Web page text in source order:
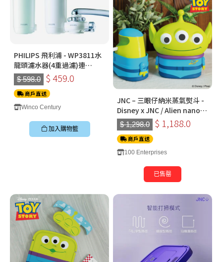
PHILIPS 飛利浦 - WP3811水
龍頭濾水器(4重過濾)連
WP3911替換濾芯優惠套裝
$ 598.0 $ 459.0
商戶直送
Winco Century
加入購物籃
JNC – 三眼仔納米蒸氣熨斗 -
Disney x JNC / Alien nano
combo
$ 1,298.0 $ 1,188.0
商戶直送
100 Enterprises
已售罄